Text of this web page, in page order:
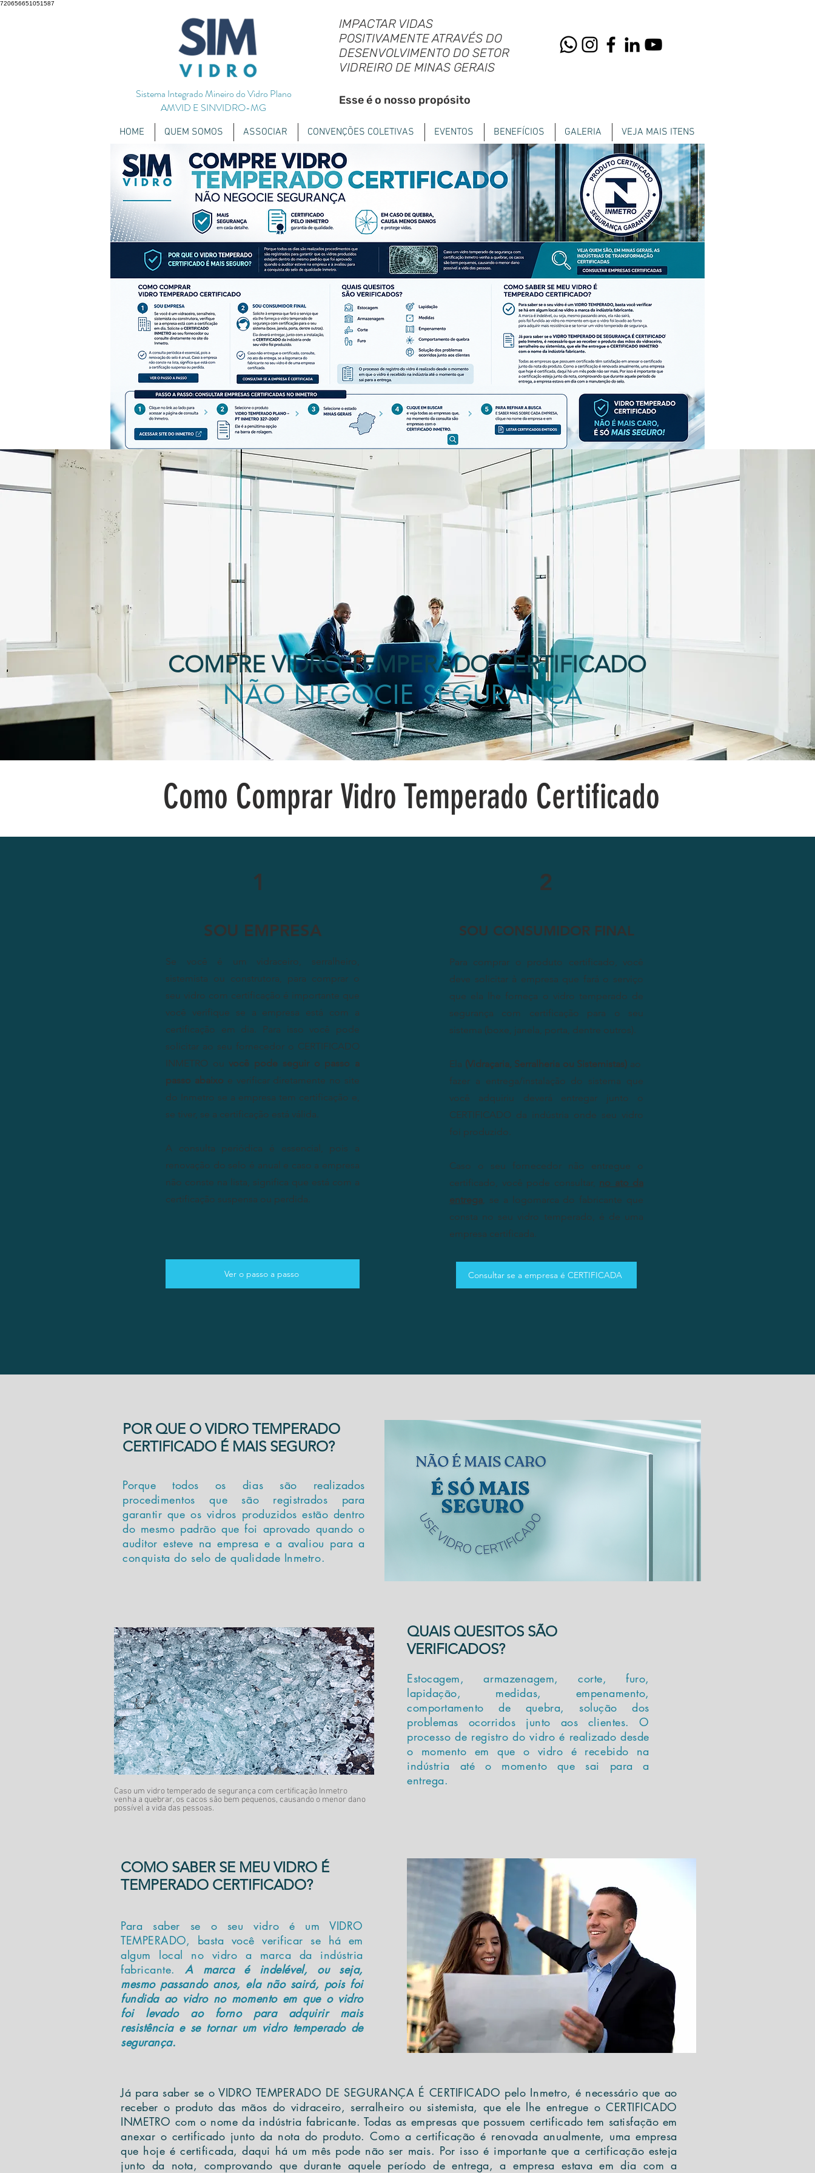
720656651051587
Sistema Integrado Mineiro do Vidro Plano
AMVID E SINVIDRO-MG
IMPACTAR VIDAS
POSITIVAMENTE ATRAVÉS DO
DESENVOLVIMENTO DO SETOR
VIDREIRO DE MINAS GERAIS
Esse é o nosso propósito
HOME QUEM SOMOS ASSOCIAR CONVENÇÕES COLETIVAS EVENTOS BENEFÍCIOS GALERIA VEJA MAIS ITENS
COMPRE VIDRO TEMPERADO CERTIFICADO
NÃO NEGOCIE SEGURANÇA
Como Comprar Vidro Temperado Certificado
1
SOU EMPRESA
Se você é um vidraceiro, serralheiro,
sistemista ou construtora, para comprar o
seu vidro com certificação é importante que
você verifique se a empresa está com a
certificação em dia. Para isso você pode
solicitar ao seu fornecedor o CERTIFICADO
INMETRO ou você pode seguir o passo a
passo abaixo e verificar diretamente no site
do Inmetro se a empresa tem certificação e,
se tiver, se a certificação está válida.
A consulta periódica é essencial, pois a
renovação do selo é anual e caso a empresa
não conste na lista, significa que está com a
certificação suspensa ou perdida.
Ver o passo a passo
2
SOU CONSUMIDOR FINAL
Para comprar o produto certificado, você
deve solicitar à empresa que fará o serviço
que ela lhe forneça o vidro temperado de
segurança com certificação para o seu
sistema (boxe, janela, porta, dentre outros).
Ela (Vidraçaria, Serralheria ou Sistemistas) ao
fazer a entrega/instalação do sistema que
você adquiriu deverá entregar junto o
CERTIFICADO da indústria onde seu vidro
foi produzido.
Caso o seu fornecedor não entregue o
certificado, você pode consultar, no ato da
entrega, se a logomarca do fabricante que
consta no seu vidro temperado, é de uma
empresa certificada.
Consultar se a empresa é CERTIFICADA
POR QUE O VIDRO TEMPERADO
CERTIFICADO É MAIS SEGURO?
Porque todos os dias são realizados
procedimentos que são registrados para
garantir que os vidros produzidos estão dentro
do mesmo padrão que foi aprovado quando o
auditor esteve na empresa e a avaliou para a
conquista do selo de qualidade Inmetro.
QUAIS QUESITOS SÃO
VERIFICADOS?
Estocagem, armazenagem, corte, furo,
lapidação, medidas, empenamento,
comportamento de quebra, solução dos
problemas ocorridos junto aos clientes. O
processo de registro do vidro é realizado desde
o momento em que o vidro é recebido na
indústria até o momento que sai para a
entrega.
Caso um vidro temperado de segurança com certificação Inmetro
venha a quebrar, os cacos são bem pequenos, causando o menor dano
possível a vida das pessoas.
COMO SABER SE MEU VIDRO É
TEMPERADO CERTIFICADO?
Para saber se o seu vidro é um VIDRO
TEMPERADO, basta você verificar se há em
algum local no vidro a marca da indústria
fabricante. A marca é indelével, ou seja,
mesmo passando anos, ela não sairá, pois foi
fundida ao vidro no momento em que o vidro
foi levado ao forno para adquirir mais
resistência e se tornar um vidro temperado de
segurança.
Já para saber se o VIDRO TEMPERADO DE SEGURANÇA É CERTIFICADO pelo Inmetro, é necessário que ao
receber o produto das mãos do vidraceiro, serralheiro ou sistemista, que ele lhe entregue o CERTIFICADO
INMETRO com o nome da indústria fabricante. Todas as empresas que possuem certificado tem satisfação em
anexar o certificado junto da nota do produto. Como a certificação é renovada anualmente, uma empresa
que hoje é certificada, daqui há um mês pode não ser mais. Por isso é importante que a certificação esteja
junto da nota, comprovando que durante aquele período de entrega, a empresa estava em dia com a